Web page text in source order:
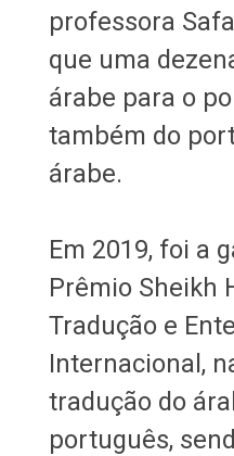
professora
que uma
árabe para o
também do
árabe.
​​​​​​​Em 2019, foi a
Prêmio Sheikh
Tradução e
Internacional,
tradução do
português,